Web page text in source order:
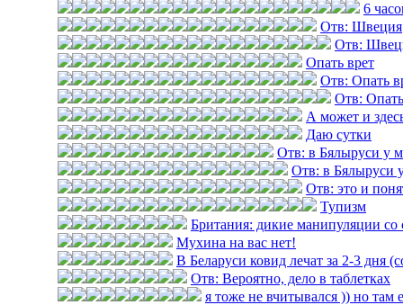
6
Отв: Швеция
Отв:
Опать врет
Отв: Опать
Отв:
А может и
Даю сутки
Отв: в Бялыруси у
Отв: в Бялыруси
Отв: это и
Тупизм
Британия: дикие манипуляции со
Мухина на вас нет!
В Беларуси ковид лечат за 2-3 дня
Отв: Вероятно, дело в таблетках
я тоже не вчитывался )) но там